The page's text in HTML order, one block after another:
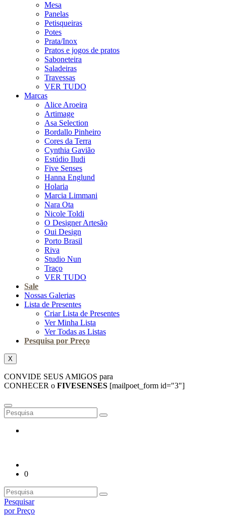
Mesa
Panelas
Petisqueiras
Potes
Prata/Inox
Pratos e jogos de pratos
Saboneteira
Saladeiras
Travessas
VER TUDO
Marcas
Alice Aroeira
Artimage
Asa Selection
Bordallo Pinheiro
Cores da Terra
Cynthia Gavião
Estúdio Iludi
Five Senses
Hanna Englund
Holaria
Marcia Limmani
Nara Ota
Nicole Toldi
O Designer Artesão
Oui Design
Porto Brasil
Riva
Studio Nun
Traço
VER TUDO
Sale
Nossas Galerias
Lista de Presentes
Criar Lista de Presentes
Ver Minha Lista
Ver Todas as Listas
Pesquisa por Preço
X
CONVIDE SEUS AMIGOS para
CONHECER o FIVESENSES [mailpoet_form id="3"]
0
Pesquisar
por Preço